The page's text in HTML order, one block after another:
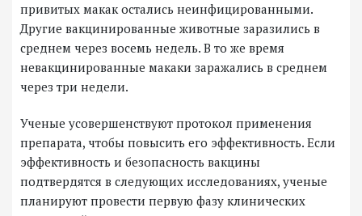
привитых макак остались неинфицированными.
Другие вакцинированные животные заразились в
среднем через восемь недель. В то же время
невакцинированные макаки заражались в среднем
через три недели.
Ученые усовершенствуют протокол применения
препарата, чтобы повысить его эффективность. Если
эффективность и безопасность вакцины
подтвердятся в следующих исследованиях, ученые
планируют провести первую фазу клинических